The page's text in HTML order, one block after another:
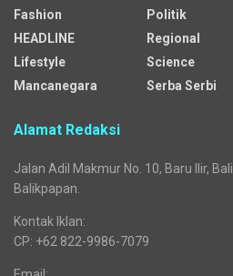
Fashion
HEADLINE
Lifestyle
Mancanegara
Politik
Regional
Science
Serba Serbi
Alamat Redaksi
Jalan Adil Makmur No. 10, Baru Ilir,
Balikpapan.
Kontak Iklan:
CP: +62 822-9986-7079